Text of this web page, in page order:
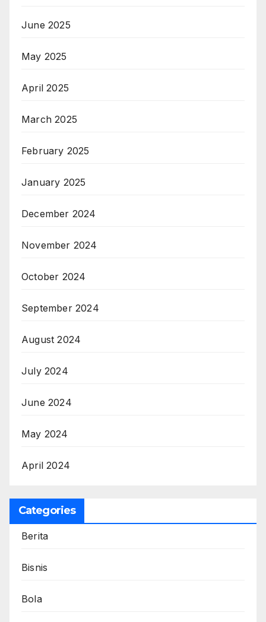
June 2025
May 2025
April 2025
March 2025
February 2025
January 2025
December 2024
November 2024
October 2024
September 2024
August 2024
July 2024
June 2024
May 2024
April 2024
Categories
Berita
Bisnis
Bola